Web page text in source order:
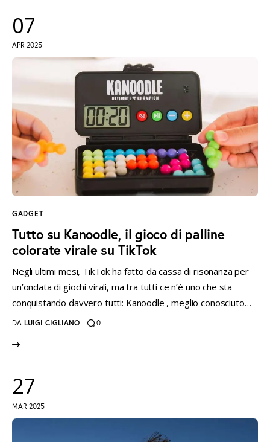
07
APR 2025
GADGET
Tutto su Kanoodle, il gioco di palline
colorate virale su TikTok
Negli ultimi mesi, TikTok ha fatto da cassa di risonanza per
un’ondata di giochi virali, ma tra tutti ce n’è uno che sta
conquistando davvero tutti: Kanoodle , meglio conosciuto…
DA LUIGI CIGLIANO 0
27
MAR 2025